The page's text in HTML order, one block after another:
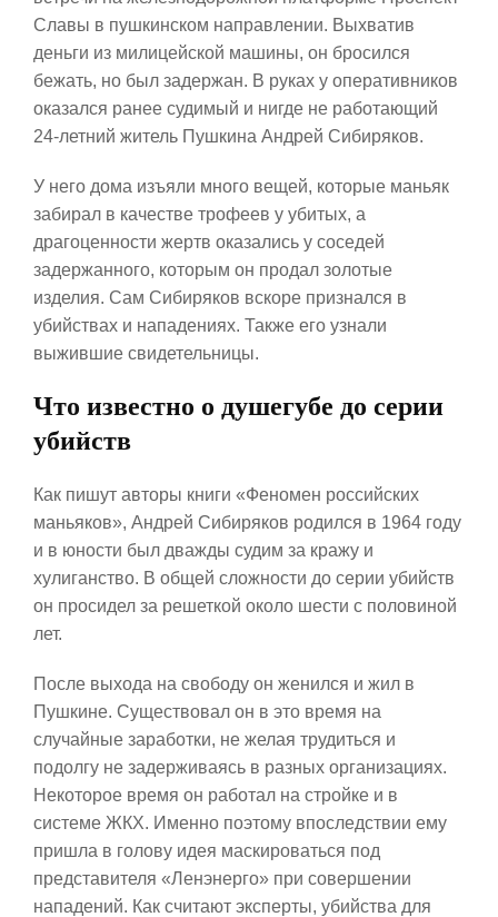
Славы в пушкинском направлении. Выхватив
деньги из милицейской машины, он бросился
бежать, но был задержан. В руках у оперативников
оказался ранее судимый и нигде не работающий
24-летний житель Пушкина Андрей Сибиряков.
У него дома изъяли много вещей, которые маньяк
забирал в качестве трофеев у убитых, а
драгоценности жертв оказались у соседей
задержанного, которым он продал золотые
изделия. Сам Сибиряков вскоре признался в
убийствах и нападениях. Также его узнали
выжившие свидетельницы.
Что известно о душегубе до серии
убийств
Как пишут авторы книги «Феномен российских
маньяков», Андрей Сибиряков родился в 1964 году
и в юности был дважды судим за кражу и
хулиганство. В общей сложности до серии убийств
он просидел за решеткой около шести с половиной
лет.
После выхода на свободу он женился и жил в
Пушкине. Существовал он в это время на
случайные заработки, не желая трудиться и
подолгу не задерживаясь в разных организациях.
Некоторое время он работал на стройке и в
системе ЖКХ. Именно поэтому впоследствии ему
пришла в голову идея маскироваться под
представителя «Ленэнерго» при совершении
нападений. Как считают эксперты, убийства для